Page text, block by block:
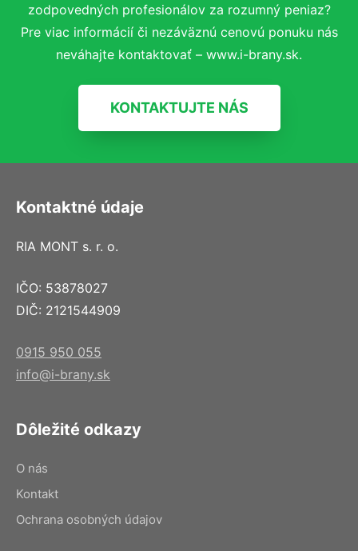
zodpovedných profesionálov za rozumný peniaz?
Pre viac informácií či nezáväznú cenovú ponuku nás
neváhajte kontaktovať – www.i-brany.sk.
KONTAKTUJTE NÁS
Kontaktné údaje
RIA MONT s. r. o.
IČO: 53878027
DIČ: 2121544909
0915 950 055
info@i-brany.sk
Dôležité odkazy
O nás
Kontakt
Ochrana osobných údajov